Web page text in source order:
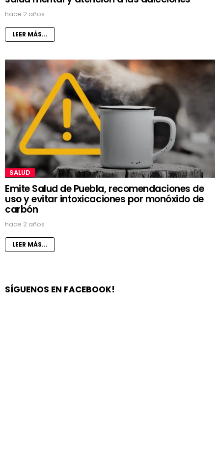
hace 2 años
LEER MÁS...
SALUD
Emite Salud de Puebla, recomendaciones de
uso y evitar intoxicaciones por monóxido de
carbón
hace 2 años
LEER MÁS...
SÍGUENOS EN FACEBOOK!